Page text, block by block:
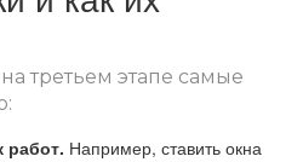
третьем этапе самые
работ. Например, ставить окна